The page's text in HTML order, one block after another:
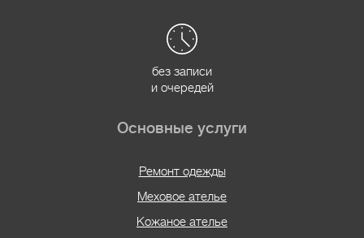
без записи
и очередей
Основные услуги
Ремонт одежды
Меховое ателье
Кожаное ателье